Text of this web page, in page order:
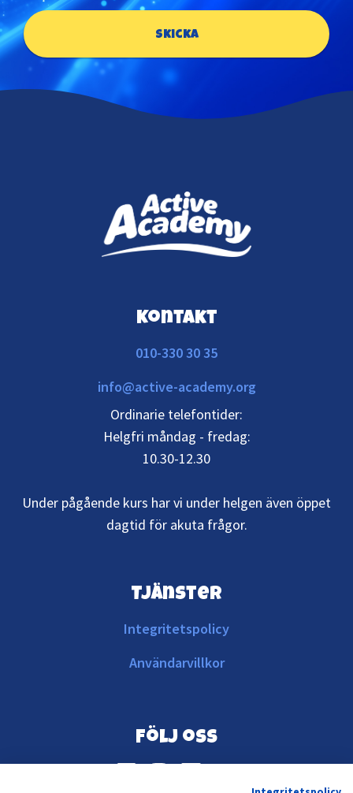
Skicka
Kontakt
010-330 30 35
info@active-academy.org
Ordinarie telefontider:
Helgfri måndag - fredag:
10.30-12.30
Under pågående kurs har vi under helgen även öppet
dagtid för akuta frågor.
Tjänster
Integritetspolicy
Användarvillkor
Följ oss